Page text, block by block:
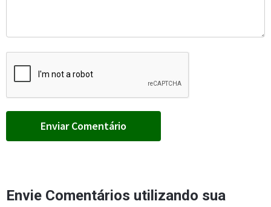
Envie Comentários utilizando sua